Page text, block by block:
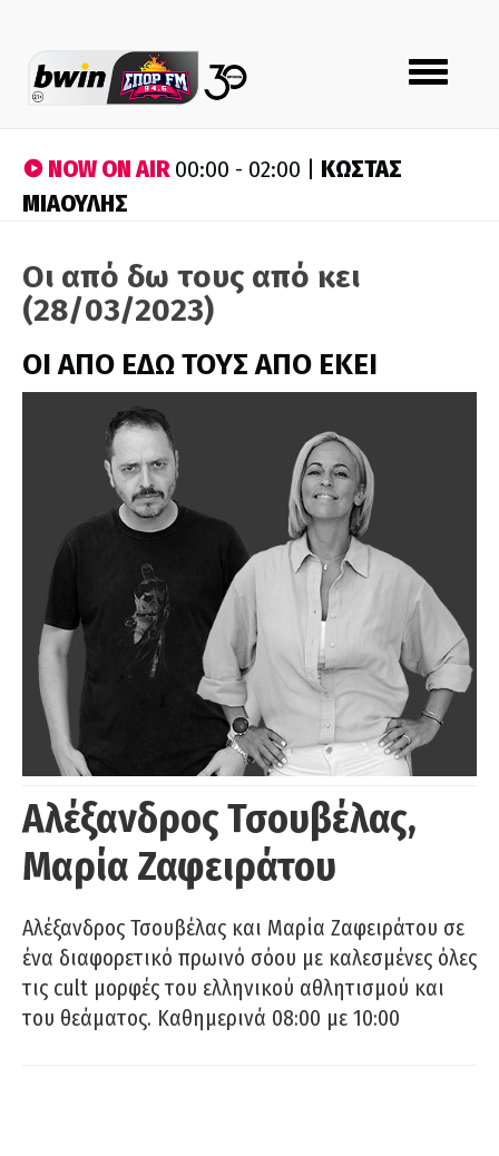
Toggle
navigation
NOW ON AIR00:00 - 02:00 | ΚΩΣΤΑΣ
ΜΙΑΟΥΛΗΣ
Οι από δω τους από κει
(28/03/2023)
ΟΙ ΑΠΟ ΕΔΩ ΤΟΥΣ ΑΠΟ ΕΚΕΙ
Αλέξανδρος Τσουβέλας,
Μαρία Ζαφειράτου
Αλέξανδρος Τσουβέλας και Μαρία Ζαφειράτου σε
ένα διαφορετικό πρωινό σόου με καλεσμένες όλες
τις cult μορφές του ελληνικού αθλητισμού και
του θεάματος. Καθημερινά 08:00 με 10:00